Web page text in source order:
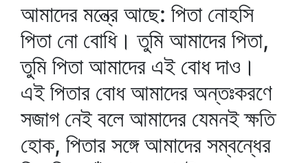
আমাদের মন্ত্রে আছে: পিতা নোহসি
পিতা নো বোধি। তুমি আমাদের পিতা,
তুমি পিতা আমাদের এই বোধ দাও।
এই পিতার বোধ আমাদের অন্তঃকরণে
সজাগ নেই বলে আমাদের যেমনই ক্ষতি
হোক, পিতার সঙ্গে আমাদের সম্বন্ধের